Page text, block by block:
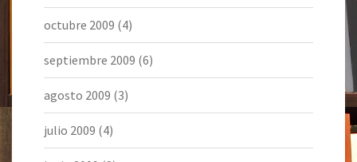
octubre 2009 (4)
septiembre 2009 (6)
agosto 2009 (3)
julio 2009 (4)